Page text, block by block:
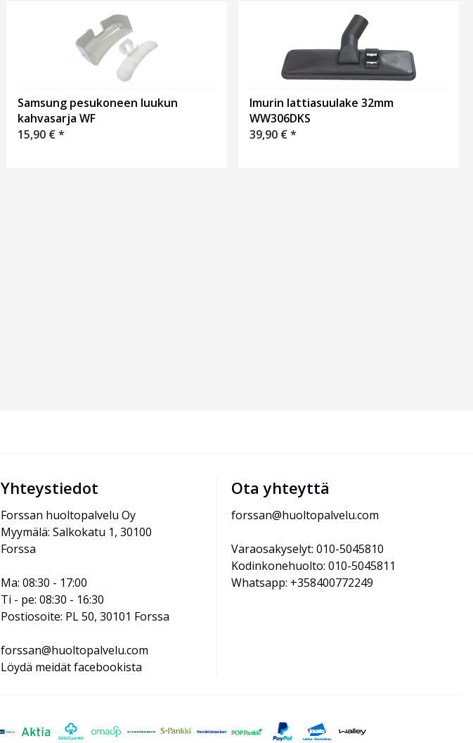
Samsung pesukoneen luukun
kahvasarja WF
15,90 €*
Imurin lattiasuulake 32mm
WW306DKS
39,90 €*
Yhteystiedot
Forssan huoltopalvelu Oy
Myymälä: Salkokatu 1, 30100
Forssa
Ma: 08:30 - 17:00
Ti - pe: 08:30 - 16:30
Postiosoite: PL 50, 30101 Forssa
forssan@huoltopalvelu.com
Löydä meidät facebookista
Ota yhteyttä
forssan@huoltopalvelu.com
Varaosakyselyt: 010-5045810
Kodinkonehuolto: 010-5045811
Whatsapp: +358400772249